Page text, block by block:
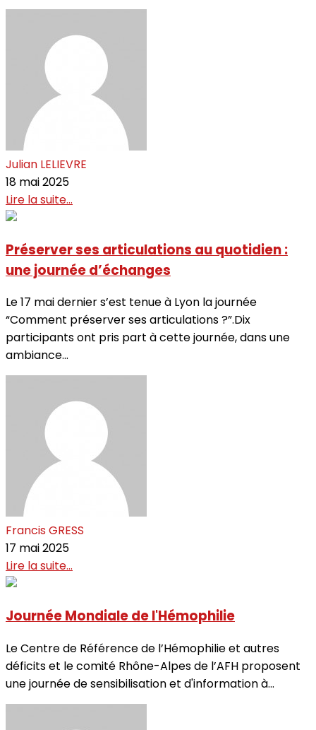
Julian LELIEVRE
18 mai 2025
Lire la suite...
Préserver ses articulations au quotidien :
une journée d’échanges
Le 17 mai dernier s’est tenue à Lyon la journée
“Comment préserver ses articulations ?”.Dix
participants ont pris part à cette journée, dans une
ambiance...
Francis GRESS
17 mai 2025
Lire la suite...
Journée Mondiale de l'Hémophilie
Le Centre de Référence de l’Hémophilie et autres
déficits et le comité Rhône-Alpes de l’AFH proposent
une journée de sensibilisation et d'information à...